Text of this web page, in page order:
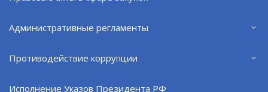
Административные регламенты
Противодействие коррупции
Исполнение Указов Президента РФ
Спортшкола обновляется